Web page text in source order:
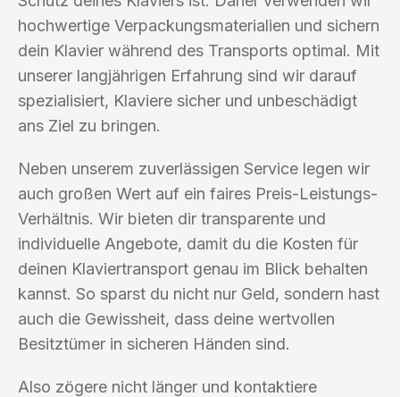
hochwertige Verpackungsmaterialien und sichern
dein Klavier während des Transports optimal. Mit
unserer langjährigen Erfahrung sind wir darauf
spezialisiert, Klaviere sicher und unbeschädigt
ans Ziel zu bringen.
Neben unserem zuverlässigen Service legen wir
auch großen Wert auf ein faires Preis-Leistungs-
Verhältnis. Wir bieten dir transparente und
individuelle Angebote, damit du die Kosten für
deinen Klaviertransport genau im Blick behalten
kannst. So sparst du nicht nur Geld, sondern hast
auch die Gewissheit, dass deine wertvollen
Besitztümer in sicheren Händen sind.
Also zögere nicht länger und kontaktiere